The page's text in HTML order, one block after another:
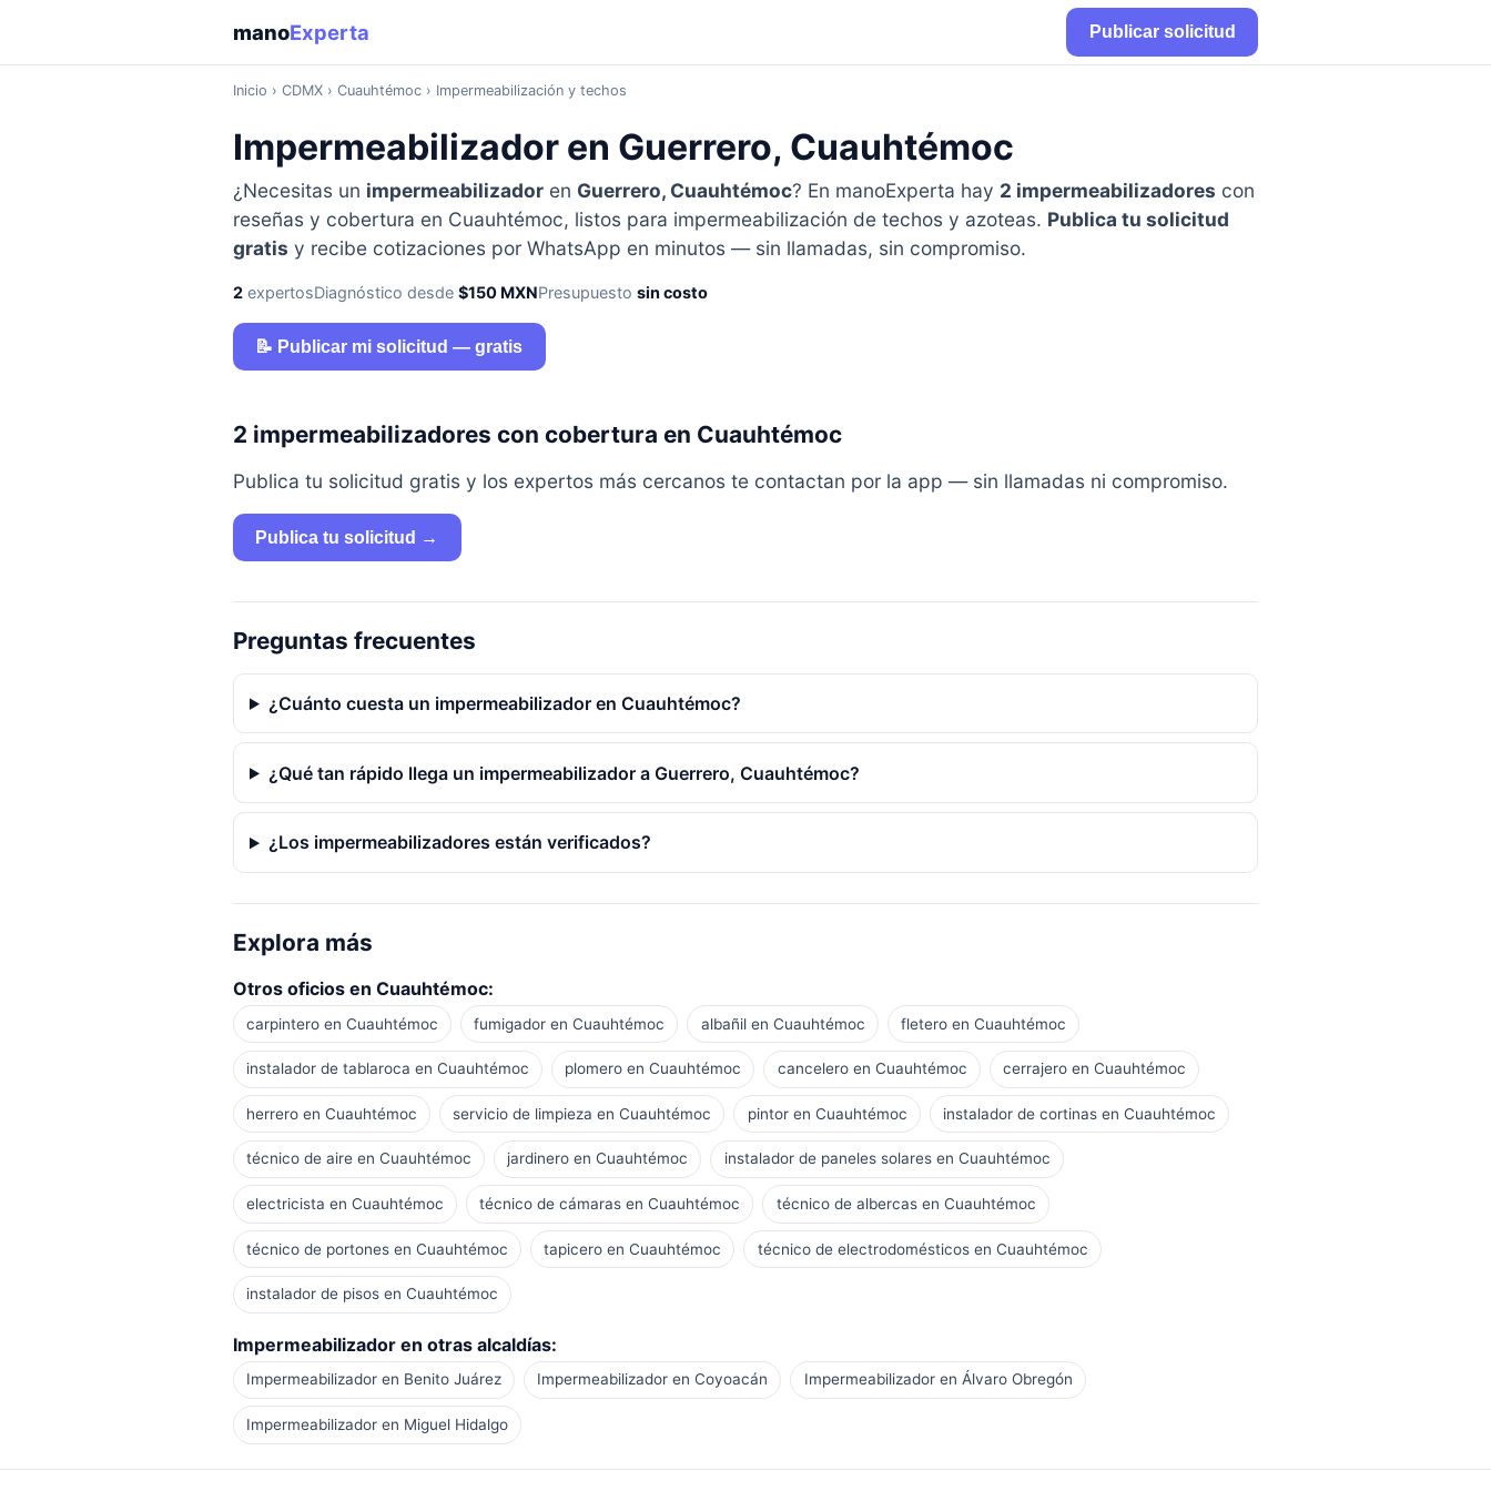
manoExperta Publicar solicitud
Inicio › CDMX› Cuauhtémoc › Impermeabilización y techos
Impermeabilizador en Guerrero, Cuauhtémoc
¿Necesitas un impermeabilizadoren Guerrero, Cuauhtémoc? En manoExperta hay 2 impermeabilizadores con
reseñas y cobertura en Cuauhtémoc, listos para impermeabilización de techos y azoteas. Publica tu solicitud
gratis y recibe cotizaciones por WhatsApp en minutos — sin llamadas, sin compromiso.
2expertosDiagnóstico desde $150 MXNPresupuesto sin costo
📝 Publicar mi solicitud — gratis
2 impermeabilizadores con cobertura en Cuauhtémoc
Publica tu solicitud gratis y los expertos más cercanos te contactan por la app — sin llamadas ni compromiso.
Publica tu solicitud →
Preguntas frecuentes
¿Cuánto cuesta un impermeabilizador en Cuauhtémoc?
¿Qué tan rápido llega un impermeabilizador a Guerrero, Cuauhtémoc?
¿Los impermeabilizadores están verificados?
Explora más
Otros oficios en Cuauhtémoc:
carpintero en Cuauhtémoc fumigador en Cuauhtémoc albañil en Cuauhtémoc fletero en Cuauhtémoc
instalador de tablaroca en Cuauhtémoc plomero en Cuauhtémoc cancelero en Cuauhtémoc cerrajero en Cuauhtémoc
herrero en Cuauhtémoc servicio de limpieza en Cuauhtémoc pintor en Cuauhtémoc instalador de cortinas en Cuauhtémoc
técnico de aire en Cuauhtémoc jardinero en Cuauhtémoc instalador de paneles solares en Cuauhtémoc
electricista en Cuauhtémoc técnico de cámaras en Cuauhtémoc técnico de albercas en Cuauhtémoc
técnico de portones en Cuauhtémoc tapicero en Cuauhtémoc técnico de electrodomésticos en Cuauhtémoc
instalador de pisos en Cuauhtémoc
Impermeabilizador en otras alcaldías:
Impermeabilizador en Benito Juárez Impermeabilizador en Coyoacán Impermeabilizador en Álvaro Obregón
Impermeabilizador en Miguel Hidalgo